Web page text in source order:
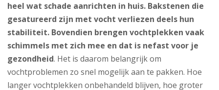
heel wat schade aanrichten in huis. Bakstenen die
gesatureerd zijn met vocht verliezen deels hun
stabiliteit. Bovendien brengen vochtplekken vaak
schimmels met zich mee en dat is nefast voor je
gezondheid. Het is daarom belangrijk om
vochtproblemen zo snel mogelijk aan te pakken. Hoe
langer vochtplekken onbehandeld blijven, hoe groter